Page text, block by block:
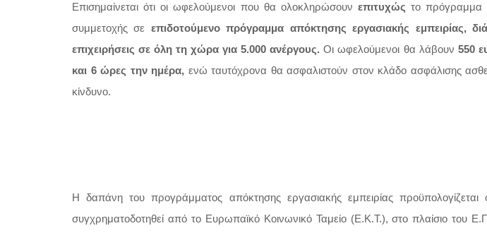
Επισημαίνεται ότι οι ωφελούμενοι που θα ολοκληρώσουν επιτυχώς το πρόγραμμα
συμμετοχής σε επιδοτούμενο πρόγραμμα απόκτησης εργασιακής εμπειρίας,
επιχειρήσεις σε όλη τη χώρα για 5.000 ανέργους.Οι ωφελούμενοι θα λάβουν 550
και 6 ώρες την ημέρα, ενώ ταυτόχρονα θα ασφαλιστούν στον κλάδο ασφάλισης
κίνδυνο.
Η δαπάνη του προγράμματος απόκτησης εργασιακής εμπειρίας
συγχρηματοδοτηθεί από το Ευρωπαϊκό Κοινωνικό Ταμείο (Ε.Κ.Τ.), στο πλαίσιο του